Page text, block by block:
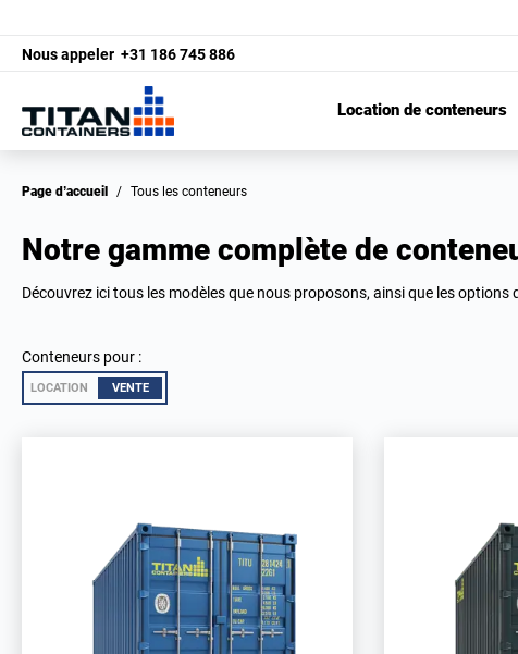
Nous appeler +31 186 745 886
Location de conteneurs
Page d’accueil / Tous les conteneurs
Notre gamme complète de
Découvrez ici tous les modèles que nous proposons, ainsi que les options
Conteneurs pour :
LOCATION VENTE